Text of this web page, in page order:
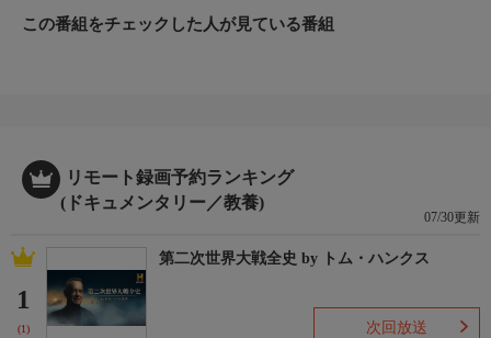
武器を見てみよう。
この番組をチェックした人が見ている番組
リモート録画予約ランキング
(ドキュメンタリー／教養)
07/30更新
1
(1)
第二次世界大戦全史 by トム・ハンクス
次回放送